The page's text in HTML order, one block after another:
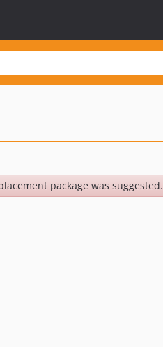
package was suggested.